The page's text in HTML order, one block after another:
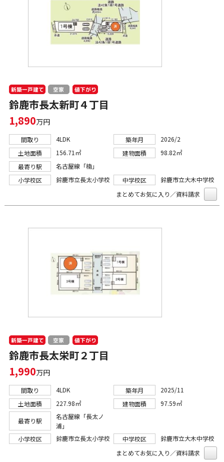
新築一戸建て 空家 値下がり
鈴鹿市長太新町４丁目
1,890万円
間取り 4LDK 築年月
2026/2
土地面積
156.71㎡ 建物面積
98.82㎡
最寄り駅
名古屋線「楠」
小学校区
鈴鹿市立長太小学校 中学校区
鈴鹿市立大木中学校
まとめてお気に入り／資料請求
新築一戸建て 空家 値下がり
鈴鹿市長太栄町２丁目
1,990万円
間取り 4LDK 築年月
2025/11
土地面積
227.98㎡ 建物面積 97.59㎡
最寄り駅
名古屋線「長太ノ
浦」
小学校区
鈴鹿市立長太小学校 中学校区
鈴鹿市立大木中学校
まとめてお気に入り／資料請求